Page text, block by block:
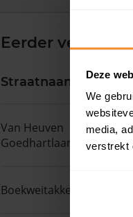
Deze
We
media,
verstrekt
Eerder
Straatnaam
Van Heuven
Goedhartlaan
Boekweitakkers